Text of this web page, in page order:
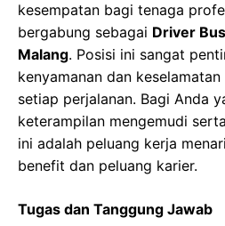
kesempatan bagi tenaga
bergabung sebagai Driver Bus
Malang. Posisi ini sangat
kenyamanan dan
setiap perjalanan. Bagi Anda
keterampilan mengemudi
ini adalah peluang kerja
benefit dan peluang karier.
Tugas dan Tanggung Jawab